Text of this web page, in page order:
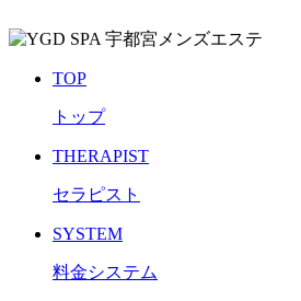
TOP
トップ
THERAPIST
セラピスト
SYSTEM
料金システム